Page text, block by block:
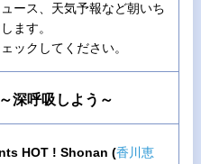
ース、天気予報など朝いち
ます。
ックしてください。
深呼吸しよう～
HOT ! Shonan (香川恵